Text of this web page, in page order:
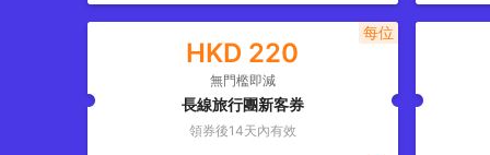
HKD 220
無門檻即減
長線旅行團新客券
領券後14天內有效
每位